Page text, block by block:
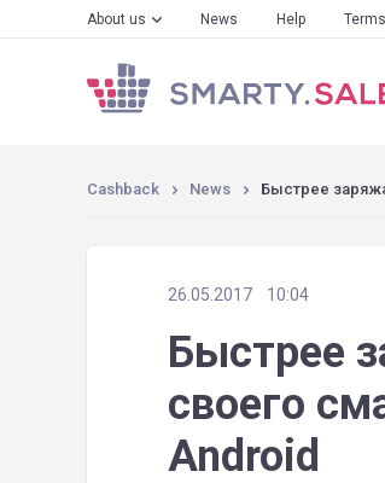
About us News Help
Cashback News Быстрее
26.05.2017 10:04
Быстрее
своего
Android